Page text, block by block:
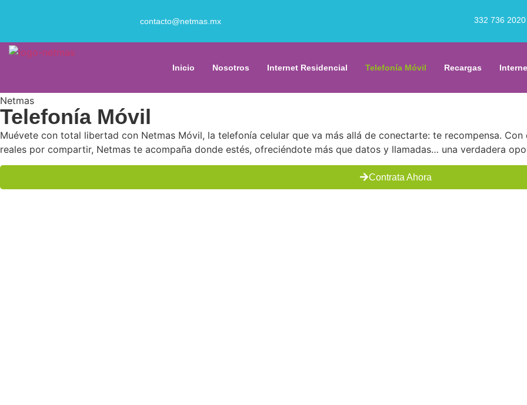
contacto@netmas.mx 332 736 2020
Inicio Nosotros Internet Residencial Telefonía Móvil Recargas
Telefonía móvil
Muévete con total libertad con Netmas Móvil, la telefonía celular que va más allá de conectarte: te recompensa.
Netmas
Telefonía Móvil
Muévete con total libertad con Netmas Móvil, la telefonía celular que va más allá de conectarte: te recompensa.
reales por compartir, Netmas te acompaña donde estés, ofreciéndote más que datos y llamadas… una verdadera
Contrata Ahora